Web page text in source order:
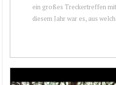
ein großes Treckertreffen
diesem Jahr war es, aus